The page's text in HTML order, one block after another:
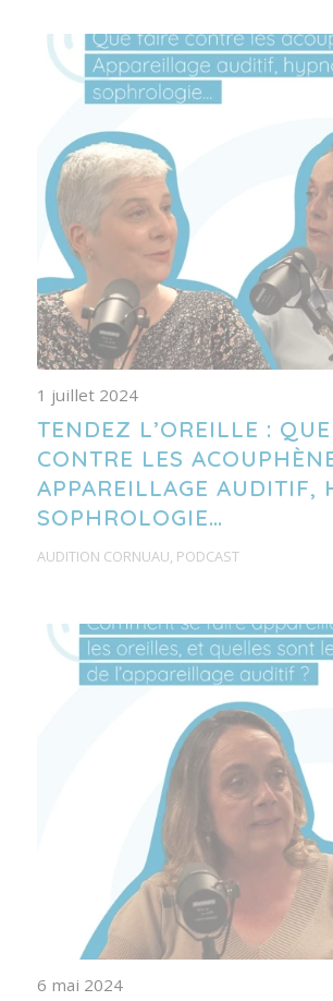
TENDEZ L’OREILLE :
CONTRE LES
APPAREILLAGE AUDITIF,
SOPHROLOGIE…
AUDITION CORNUAU, PODCAST
1 juillet 2024
6 mai 2024